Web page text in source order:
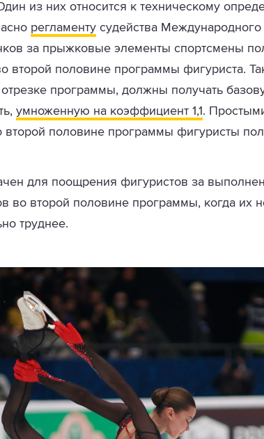
из них относится к техническому
регламенту судейства
за прыжковые элементы спортсмены
второй половине программы фигуриста.
программы, должны получать
умноженную на коэффициент 1,1.
половине программы фигуристы
для поощрения фигуристов за
во второй половине программы, когда их
труднее.